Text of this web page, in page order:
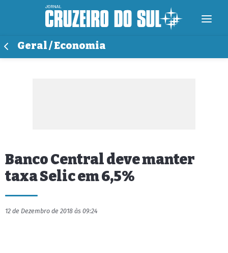
Geral / Economia
Banco Central deve manter
taxa Selic em 6,5%
12 de Dezembro de 2018 às 09:24